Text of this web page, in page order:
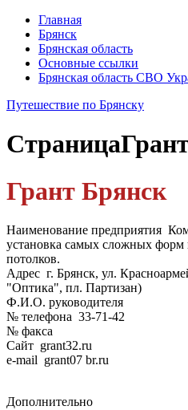
Главная
Брянск
Брянская область
Основные ссылки
Брянская область СВО
Путешествие по Брянску
Страница
Грант Брянск
Наименование предприятия
установка самых сложных
потолков.
Адрес г. Брянск, ул.
"Оптика", пл. Партизан)
Ф.И.О. руководителя
№ телефона 33-71-42
№ факса
Сайт grant32.ru
e-mail grant07 br.ru
Дополнительно